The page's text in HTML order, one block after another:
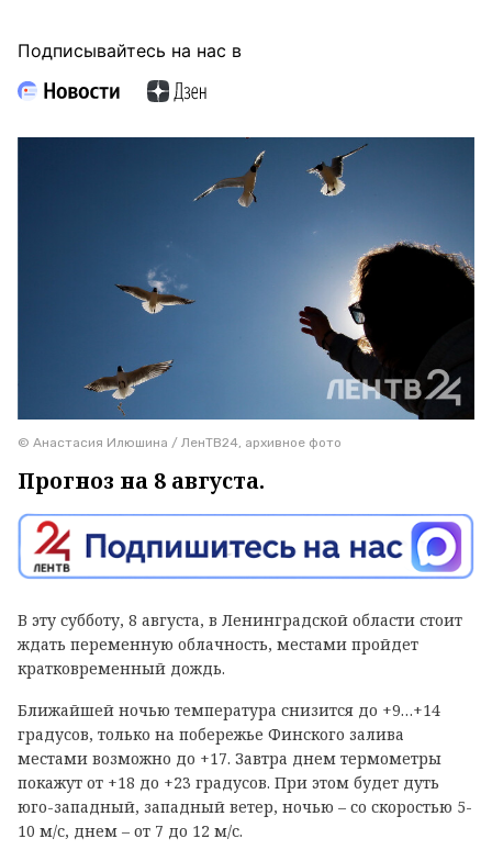
Подписывайтесь на нас в
© Анастасия Илюшина / ЛенТВ24, архивное фото
Прогноз на 8 августа.
В эту субботу, 8 августа, в Ленинградской области стоит
ждать переменную облачность, местами пройдет
кратковременный дождь.
Ближайшей ночью температура снизится до +9…+14
градусов, только на побережье Финского залива
местами возможно до +17. Завтра днем термометры
покажут от +18 до +23 градусов. При этом будет дуть
юго-западный, западный ветер, ночью – со скоростью 5-
10 м/с, днем – от 7 до 12 м/с.